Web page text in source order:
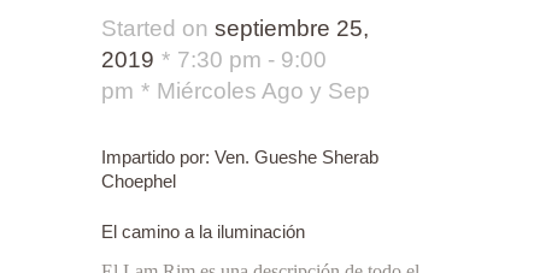
Started on septiembre 25,
2019
7:30 pm - 9:00
pm
Miércoles Ago y Sep
Impartido por: Ven. Gueshe Sherab
Choephel
El camino a la iluminación